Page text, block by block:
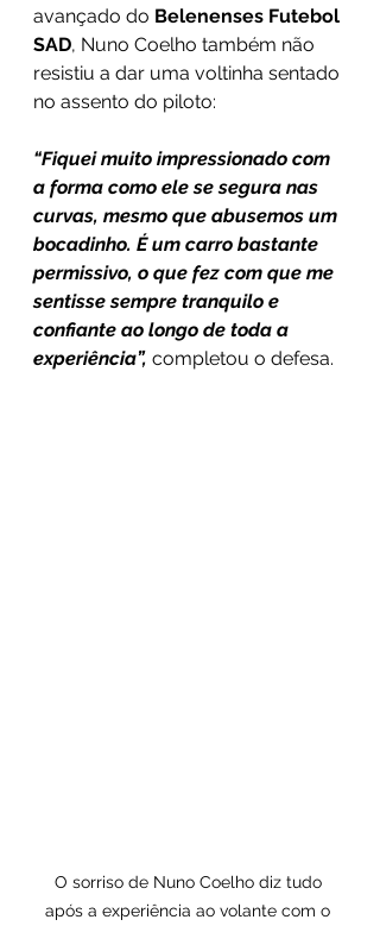
avançado do Belenenses Futebol
SAD, Nuno Coelho também não
resistiu a dar uma voltinha sentado
no assento do piloto:
“Fiquei muito impressionado com
a forma como ele se segura nas
curvas, mesmo que abusemos um
bocadinho. É um carro bastante
permissivo, o que fez com que me
sentisse sempre tranquilo e
confiante ao longo de toda a
experiência”, completou o defesa.
O sorriso de Nuno Coelho diz tudo
após a experiência ao volante com o